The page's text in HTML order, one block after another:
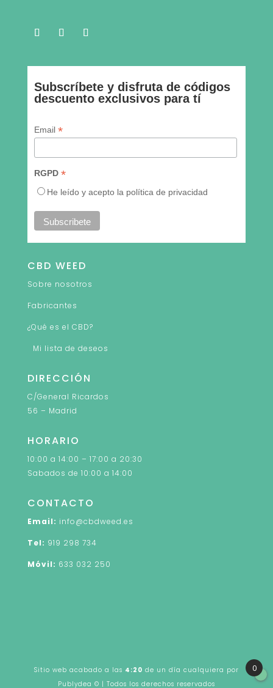
Subscríbete y disfruta de códigos
descuento exclusivos para tí
Email *
RGPD *
He leído y acepto la política de privacidad
CBD WEED
Sobre nosotros
Fabricantes
¿Qué es el CBD?
Mi lista de deseos
DIRECCIÓN
C/General Ricardos
56 – Madrid
HORARIO
10:00 a 14:00 – 17:00 a 20:30
Sabados de 10:00 a 14:00
CONTACTO
Email: info@cbdweed.es
Tel: 919 298 734
Móvil: 633 032 250
Sitio web acabado a las 4:20 de un día cualquiera por
Publydea © | Todos los derechos reservados
0